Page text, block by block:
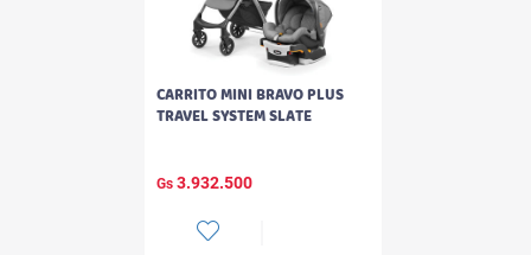
CARRITO MINI BRAVO PLUS
TRAVEL SYSTEM SLATE
Gs 3.932.500